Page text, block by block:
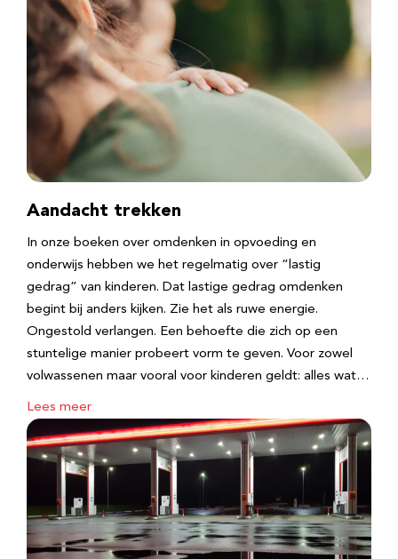
Aandacht trekken
In onze boeken over omdenken in opvoeding en
onderwijs hebben we het regelmatig over “lastig
gedrag” van kinderen. Dat lastige gedrag omdenken
begint bij anders kijken. Zie het als ruwe energie.
Ongestold verlangen. Een behoefte die zich op een
stuntelige manier probeert vorm te geven. Voor zowel
volwassenen maar vooral voor kinderen geldt: alles wat…
Lees meer